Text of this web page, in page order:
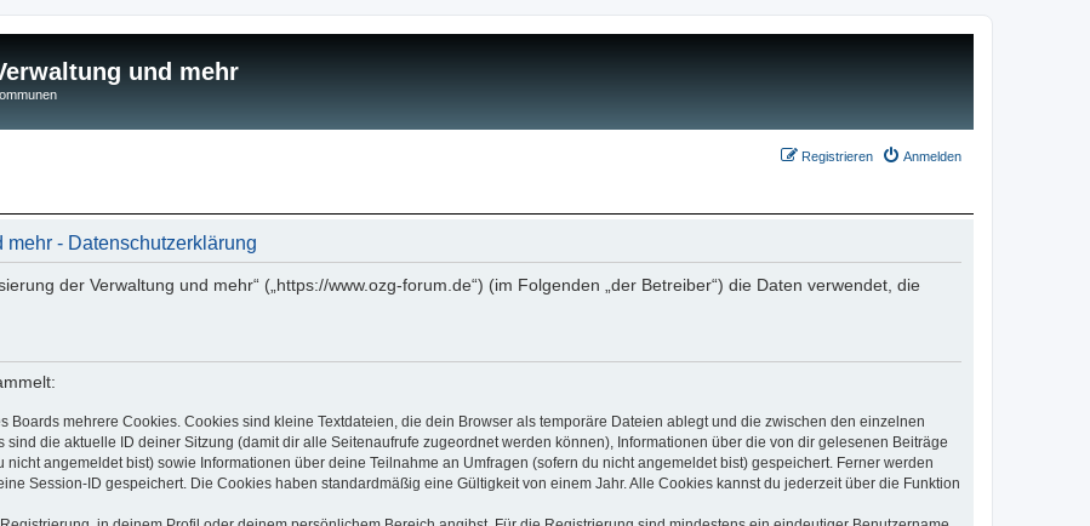
und mehr
Anmelden
Registrieren
- Datenschutzerklärung
der Verwaltung und mehr“ („https://www.ozg-forum.de“) (im Folgenden „der Betreiber“) die Daten verwendet, die
Boards mehrere Cookies. Cookies sind kleine Textdateien, die dein Browser als temporäre Dateien ablegt und die zwischen den einzelnen
die aktuelle ID deiner Sitzung (damit dir alle Seitenaufrufe zugeordnet werden können), Informationen über die von dir gelesenen Beiträge
angemeldet bist) sowie Informationen über deine Teilnahme an Umfragen (sofern du nicht angemeldet bist) gespeichert. Ferner werden
Session-ID gespeichert. Die Cookies haben standardmäßig eine Gültigkeit von einem Jahr. Alle Cookies kannst du jederzeit über die Funktion